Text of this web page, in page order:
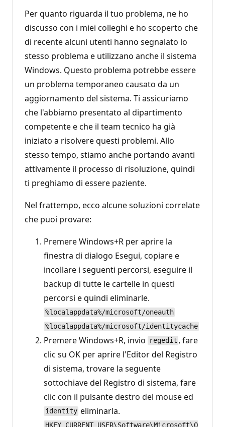
Per quanto riguarda il tuo problema, ne ho
discusso con i miei colleghi e ho scoperto che
di recente alcuni utenti hanno segnalato lo
stesso problema e utilizzano anche il sistema
Windows. Questo problema potrebbe essere
un problema temporaneo causato da un
aggiornamento del sistema. Ti assicuriamo
che l'abbiamo presentato al dipartimento
competente e che il team tecnico ha già
iniziato a risolvere questi problemi. Allo
stesso tempo, stiamo anche portando avanti
attivamente il processo di risoluzione, quindi
ti preghiamo di essere paziente.
Nel frattempo, ecco alcune soluzioni correlate
che puoi provare:
Premere Windows+R per aprire la
finestra di dialogo Esegui, copiare e
incollare i seguenti percorsi, eseguire il
backup di tutte le cartelle in questi
percorsi e quindi eliminarle.
%localappdata%/microsoft/oneauth
%localappdata%/microsoft/identitycache
Premere Windows+R, invio regedit , fare
clic su OK per aprire l'Editor del Registro
di sistema, trovare la seguente
sottochiave del Registro di sistema, fare
clic con il pulsante destro del mouse ed
identity eliminarla.
HKEY_CURRENT_USER\Software\Microsoft\O